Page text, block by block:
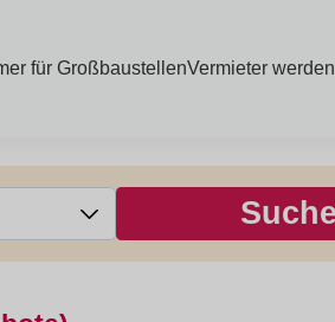
für GroßbaustellenVermieter werden